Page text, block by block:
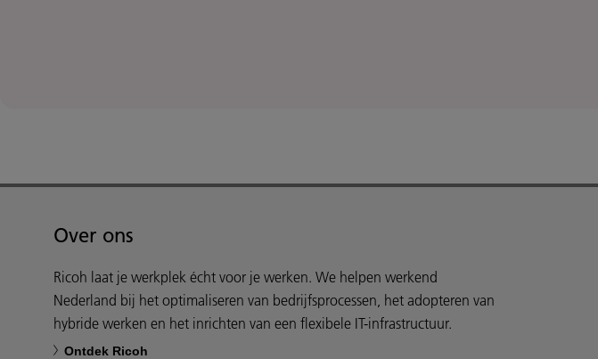
Over ons
Ricoh laat je werkplek écht voor je werken. We helpen werkend
Nederland bij het optimaliseren van bedrijfsprocessen, het adopteren van
hybride werken en het inrichten van een flexibele IT-infrastructuur.
Ontdek Ricoh